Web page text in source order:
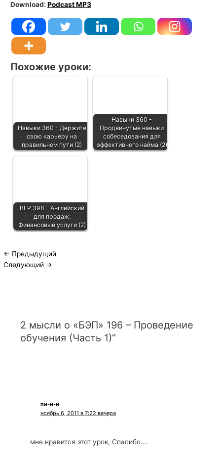
Download:Podcast MP3
Похожие уроки:
Навыки 360 - Держите
свою карьеру на
правильном пути (2)
Навыки 360 -
Продвинутые навыки
собеседования для
эффективного найма (2)
BEP 398 - Английский
для продаж:
Финансовые услуги (2)
← Предыдущий
Следующий →
2 мысли о «БЭП» 196 – Проведение
обучения (Часть 1)”
пи-и-и
ноябрь 6, 2011 в 7:22 вечера
мне нравится этот урок, Спасибо….